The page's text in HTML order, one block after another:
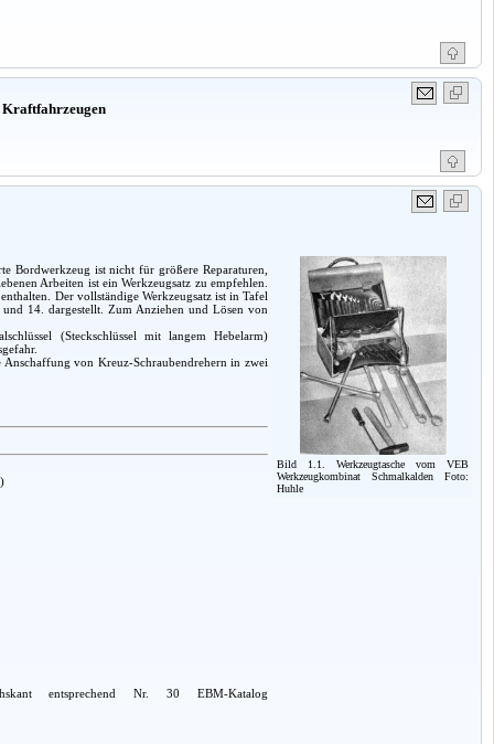
Bild 1.1. Werkzeugtasche vom VEB
Werkzeugkombinat Schmalkalden Foto:
Huhle
Bordwerkzeug ist nicht für größere Reparaturen,
Arbeiten ist ein Werkzeugsatz zu empfehlen.
Der vollständige Werkzeugsatz ist in Tafel
14. dargestellt. Zum Anziehen und Lösen von
(Steckschlüssel mit langem Hebelarm)
von Kreuz-Schraubendrehern in zwei
entsprechend Nr. 30 EBM-Katalog